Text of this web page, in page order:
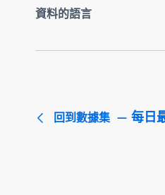
資料的語言
回到數據集 每日